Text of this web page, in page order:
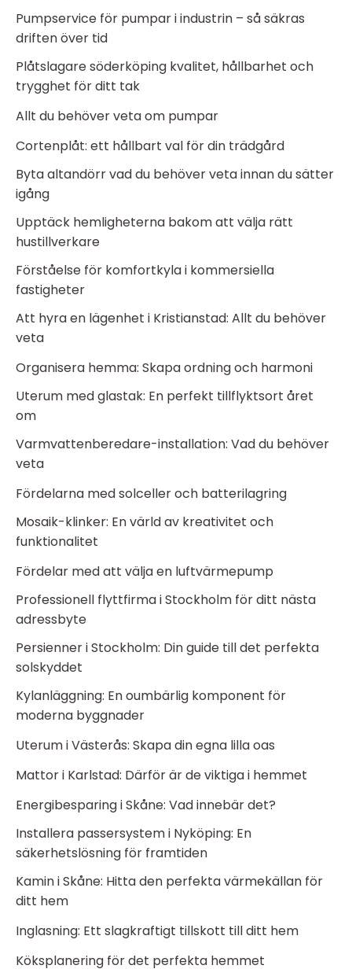
Pumpservice för pumpar i industrin – så säkras
driften över tid
Plåtslagare söderköping kvalitet, hållbarhet och
trygghet för ditt tak
Allt du behöver veta om pumpar
Cortenplåt: ett hållbart val för din trädgård
Byta altandörr vad du behöver veta innan du sätter
igång
Upptäck hemligheterna bakom att välja rätt
hustillverkare
Förståelse för komfortkyla i kommersiella
fastigheter
Att hyra en lägenhet i Kristianstad: Allt du behöver
veta
Organisera hemma: Skapa ordning och harmoni
Uterum med glastak: En perfekt tillflyktsort året
om
Varmvattenberedare-installation: Vad du behöver
veta
Fördelarna med solceller och batterilagring
Mosaik-klinker: En värld av kreativitet och
funktionalitet
Fördelar med att välja en luftvärmepump
Professionell flyttfirma i Stockholm för ditt nästa
adressbyte
Persienner i Stockholm: Din guide till det perfekta
solskyddet
Kylanläggning: En oumbärlig komponent för
moderna byggnader
Uterum i Västerås: Skapa din egna lilla oas
Mattor i Karlstad: Därför är de viktiga i hemmet
Energibesparing i Skåne: Vad innebär det?
Installera passersystem i Nyköping: En
säkerhetslösning för framtiden
Kamin i Skåne: Hitta den perfekta värmekällan för
ditt hem
Inglasning: Ett slagkraftigt tillskott till ditt hem
Köksplanering för det perfekta hemmet